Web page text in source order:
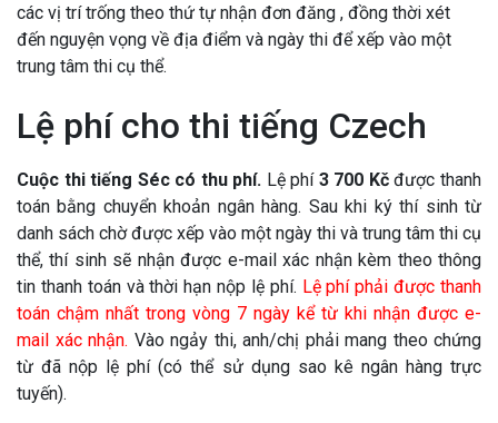
các vị trí trống theo thứ tự nhận đơn đăng , đồng thời xét
đến nguyện vọng về địa điểm và ngày thi để xếp vào một
trung tâm thi cụ thể.
Lệ phí cho thi tiếng Czech
Cuộc thi tiếng Séc có thu phí. Lệ phí 3 700 Kčđược thanh
toán bằng chuyển khoản ngân hàng. Sau khi ký thí sinh từ
danh sách chờ được xếp vào một ngày thi và trung tâm thi cụ
thể, thí sinh sẽ nhận được e-mail xác nhận kèm theo thông
tin thanh toán và thời hạn nộp lệ phí. Lệ phí phải được thanh
toán chậm nhất trong vòng 7 ngày kể từ khi nhận được e-
mail xác nhận. Vào ngảy thi, anh/chị phải mang theo chứng
từ đã nộp lệ phí (có thể sử dụng sao kê ngân hàng trực
tuyến).